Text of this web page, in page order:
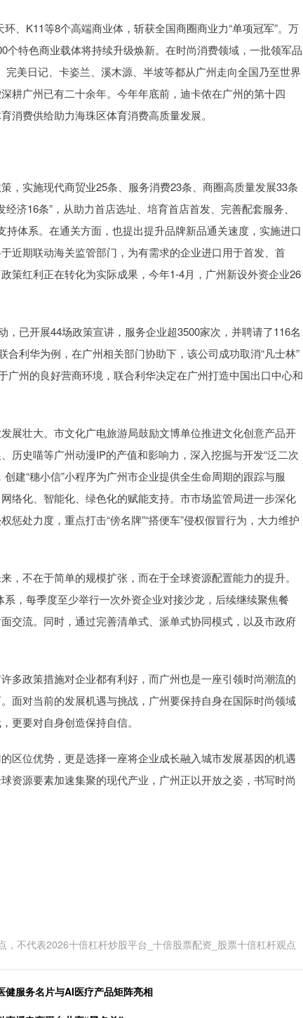
、K11等8个高端商业体，斩获全国商圈商业力“单项冠军”。万
特色商业载体将持续升级焕新。在时尚消费领域，一批领军品
美日记、卡姿兰、溪木源、半坡等都从广州走向全国乃至世界
耕广州已有二十余年。今年年底前，迪卡侬在广州的第十四
消费供给助力海珠区体育消费高质量发展。
，实施现代商贸业25条、服务消费23条、商圈高质量发展33条
济16条”，从助力首店选址、培育首店首发、完善配套服务、
体系。在通关方面，也提出提升品牌新品通关速度，实施进口
近期联动海关监管部门，为有需求的企业进口用于首发、首
策红利正在转化为实际成果，今年1-4月，广州新设外资企业26
，已开展44场政策宣讲，服务企业超3500家次，并聘请了116名
合利华为例，在广州相关部门协助下，该公司成功取消“凡士林”
广州的良好营商环境，联合利华决定在广州打造中国出口中心和
展壮大。市文化广电旅游局鼓励文博单位推进文化创意产品开
历史喵等广州动漫IP的产值和影响力，深入挖掘与开发“泛二次
建“穗小信”小程序为广州市企业提供全生命周期的跟踪与服
络化、智能化、绿色化的赋能支持。市市场监管局进一步深化
处力度，重点打击“傍名牌”“搭便车”侵权假冒行为，大力维护
，不在于简单的规模扩张，而在于全球资源配置能力的提升。
，每季度至少举行一次外资企业对接沙龙，后续继续聚焦餐
交流。同时，通过完善清单式、派单式协同模式，以及市政府
多政策措施对企业都有利好，而广州也是一座引领时尚潮流的
面对当前的发展机遇与挑战，广州要保持自身在国际时尚领域
更要对自身创造保持自信。
区位优势，更是选择一座将企业成长融入城市发展基因的机遇
资源要素加速集聚的现代产业，广州正以开放之姿，书写时尚
，不代表2026十倍杠杆炒股平台_十倍股票配资_股票十倍杠杆观点
健服务名片与AI医疗产品矩阵亮相